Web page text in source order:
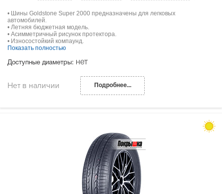
• Шины Goldstone Super 2000 предназначены для легковых
автомобилей.
• Летняя бюджетная модель.
• Асимметричный рисунок протектора.
• Износостойкий компаунд.
Показать полностью
Доступные диаметры: нет
Нет в наличии Подробнее...